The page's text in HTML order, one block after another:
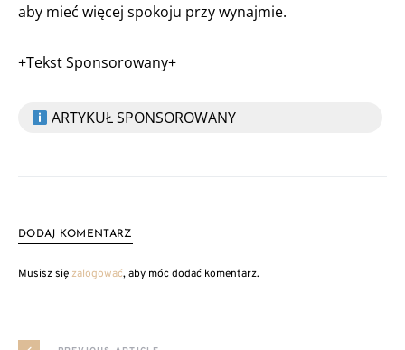
aby mieć więcej spokoju przy wynajmie.
+Tekst Sponsorowany+
ARTYKUŁ SPONSOROWANY
DODAJ KOMENTARZ
Musisz sięzalogować, aby móc dodać komentarz.